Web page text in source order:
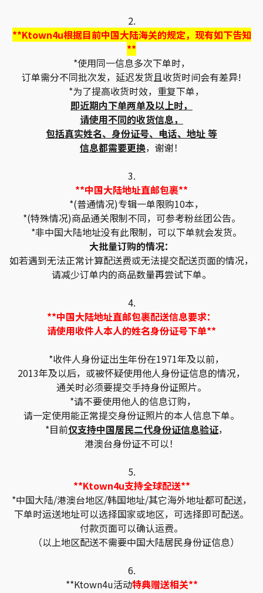
2.
**Ktown4u根据目前中国大陆海关的规定，现有如下告知
**
*使用同一信息多次下单时，
订单需分不同批次发，延迟发货且收货时间会有差异!
*为了提高收货时效，重复下单，
即近期内下单两单及以上时，
请使用不同的收货信息，
包括真实姓名、身份证号、电话、地址 等
信息都需要更换，谢谢！
3.
**中国大陆地址直邮包裹**
*(普通情况)专辑一单限购10本，
*(特殊情况)商品通关限制不同，可参考粉丝团公告。
*非中国大陆地址没有此限制，可以下单就会发货。
大批量订购的情况：
如若遇到无法正常计算配送费或无法提交配送页面的情况，
请减少订单内的商品数量再尝试下单。
4.
**中国大陆地址直邮包裹配送信息要求：
请使用收件人本人的姓名身份证号下单**
*收件人身份证出生年份在1971年及以前，
2013年及以后，或被怀疑使用他人身份证信息的情况，
通关时必须要提交手持身份证照片。
*请不要使用他人的信息订购，
请一定使用能正常提交身份证照片的本人信息下单。
*目前仅支持中国居民二代身份证信息验证，
港澳台身份证不可以！
5.
**Ktown4u支持全球配送**
*中国大陆/港澳台地区/韩国地址/其它海外地址都可配送，
下单时运送地址可以选择国家或地区，可选择即可配送。
付款页面可以确认运费。
（以上地区配送不需要中国大陆居民身份证信息）
6.
**Ktown4u活动特典赠送相关**